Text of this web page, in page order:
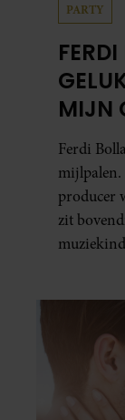
PARTY
MIJN
UIT
Ferdi
mijlpalen.
producer
zit
waar
zijn gezin.